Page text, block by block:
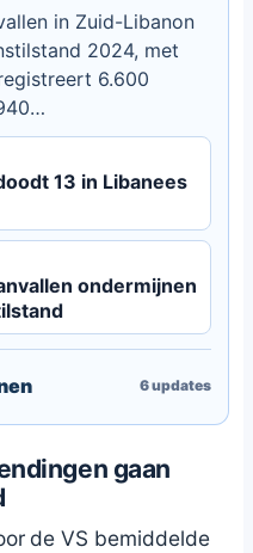
in Zuid-Libanon
2024, met
6.600
Libanon worstelt
13 in Libanees
ondermijnen
6updates
gaan
de VS bemiddelde